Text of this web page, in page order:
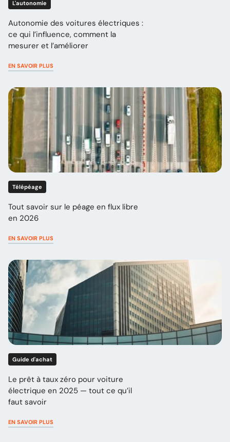
L'autonomie
Autonomie des voitures électriques :
ce qui l’influence, comment la
mesurer et l’améliorer
EN SAVOIR PLUS
Télépéage
Tout savoir sur le péage en flux libre
en 2026
EN SAVOIR PLUS
Guide d'achat
Le prêt à taux zéro pour voiture
électrique en 2025 — tout ce qu’il
faut savoir
EN SAVOIR PLUS